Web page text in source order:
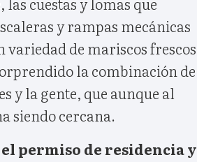
y rampas mecánicas
de mariscos frescos
la combinación de
y la gente, que aunque al
siendo cercana.
permiso de residencia y